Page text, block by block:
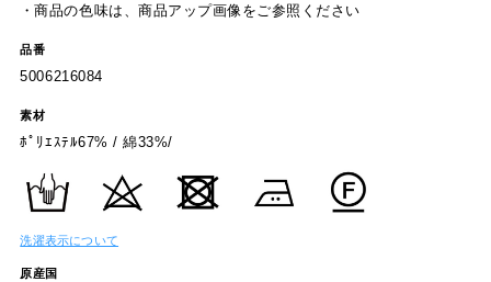
・商品の色味は、商品アップ画像をご参照ください
品番
5006216084
素材
ﾎﾟﾘｴｽﾃﾙ67% / 綿33%/
洗濯表示について
原産国